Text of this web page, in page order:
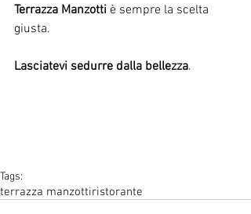
Terrazza Manzotti è sempre la scelta
giusta.
Lasciatevi sedurre dalla bellezza.
Tags:
terrazza manzottiristorante